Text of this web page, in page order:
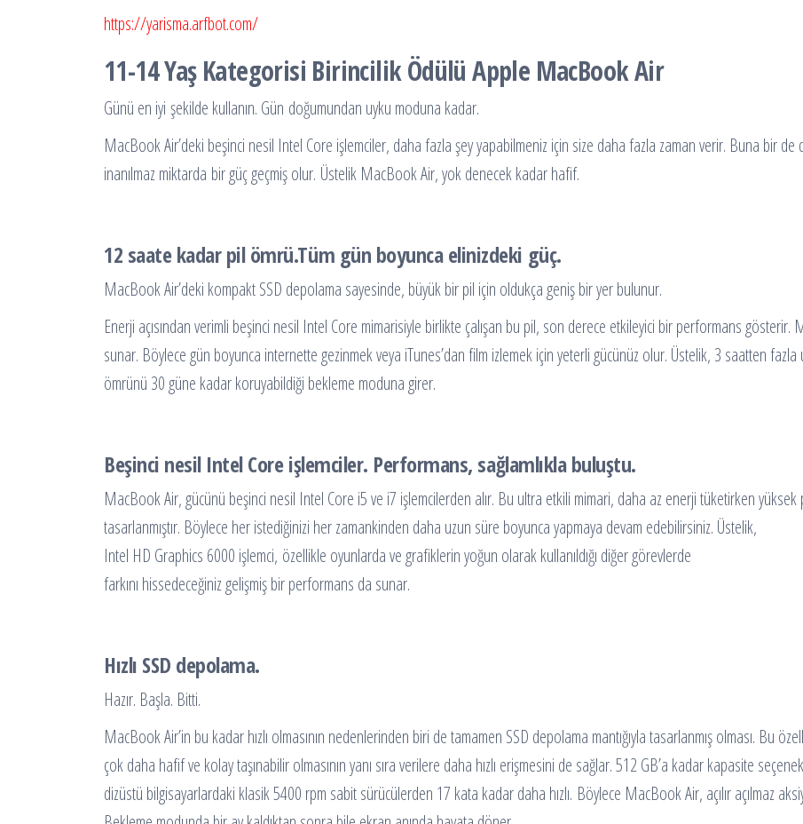
https://yarisma.arfbot.com/
11-14 Yaş Kategorisi Birincilik Ödülü Apple MacBook Air
Günü en iyi şekilde kullanın. Gün doğumundan uyku moduna kadar.
MacBook Air’deki beşinci nesil Intel Core işlemciler, daha fazla şey yapabilmeniz için size daha fazla zaman verir. Buna bir de
inanılmaz miktarda bir güç geçmiş olur. Üstelik MacBook Air, yok denecek kadar hafif.
12 saate kadar pil ömrü.Tüm gün boyunca elinizdeki güç.
MacBook Air’deki kompakt SSD depolama sayesinde, büyük bir pil için oldukça geniş bir yer bulunur.
Enerji açısından verimli beşinci nesil Intel Core mimarisiyle birlikte çalışan bu pil, son derece etkileyici bir performans
sunar. Böylece gün boyunca internette gezinmek veya iTunes’dan film izlemek için yeterli gücünüz olur. Üstelik, 3 saatten
ömrünü 30 güne kadar koruyabildiği bekleme moduna girer.
Beşinci nesil Intel Core işlemciler. Performans, sağlamlıkla buluştu.
MacBook Air, gücünü beşinci nesil Intel Core i5 ve i7 işlemcilerden alır. Bu ultra etkili mimari, daha az enerji tüketirken
tasarlanmıştır. Böylece her istediğinizi her zamankinden daha uzun süre boyunca yapmaya devam edebilirsiniz. Üstelik,
Intel HD Graphics 6000 işlemci, özellikle oyunlarda ve grafiklerin yoğun olarak kullanıldığı diğer görevlerde
farkını hissedeceğiniz gelişmiş bir performans da sunar.
Hızlı SSD depolama.
Hazır. Başla. Bitti.
MacBook Air’in bu kadar hızlı olmasının nedenlerinden biri de tamamen SSD depolama mantığıyla tasarlanmış olması. Bu
çok daha hafif ve kolay taşınabilir olmasının yanı sıra verilere daha hızlı erişmesini de sağlar. 512 GB’a kadar kapasite
dizüstü bilgisayarlardaki klasik 5400 rpm sabit sürücülerden 17 kata kadar daha hızlı. Böylece MacBook Air, açılır açılmaz